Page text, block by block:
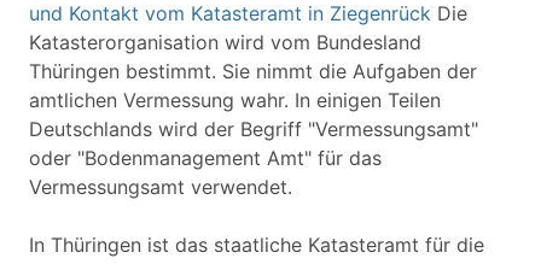
und Kontakt vom Katasteramt in Ziegenrück Die
Katasterorganisation wird vom Bundesland
Thüringen bestimmt. Sie nimmt die Aufgaben der
amtlichen Vermessung wahr. In einigen Teilen
Deutschlands wird der Begriff "Vermessungsamt"
oder "Bodenmanagement Amt" für das
Vermessungsamt verwendet.
In Thüringen ist das staatliche Katasteramt für die